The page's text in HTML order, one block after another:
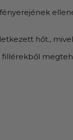
hőt.,
fillérekből